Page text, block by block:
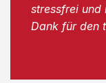
stressfrei und
Dank für den